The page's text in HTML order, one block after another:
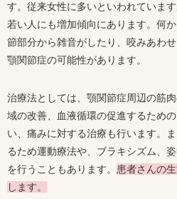
す。従来女性に多いといわれていま
若い人にも増加傾向にあります。何
節部分から雑音がしたり、咬みあわ
顎関節症の可能性があります。
治療法としては、顎関節症周辺の筋
域の改善、血液循環の促進するため
い、痛みに対する治療も行います。
るため運動療法や、ブラキシズム、
を行うこともあります。 患者さんの
します。